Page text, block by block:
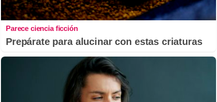
Parece ciencia ficción
Prepárate para alucinar con estas criaturas